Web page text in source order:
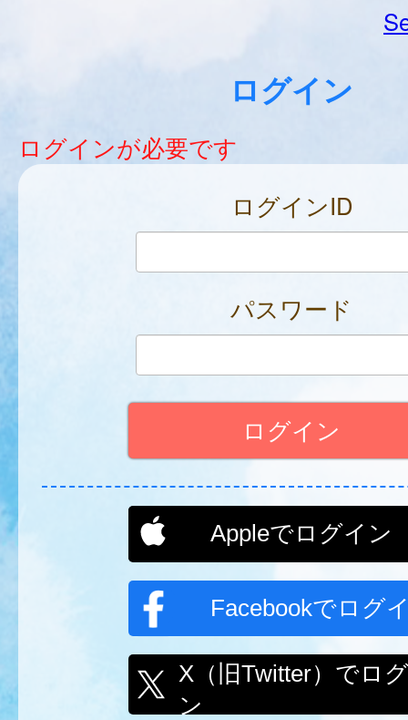
ログイン
ログインが必要です
ログインID
パスワード
Appleでログイン
Facebookでログ
X（旧Twitter）でロ
ン